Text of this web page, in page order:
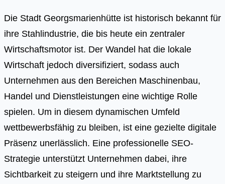
Die Stadt Georgsmarienhütte ist historisch bekannt für
ihre Stahlindustrie, die bis heute ein zentraler
Wirtschaftsmotor ist. Der Wandel hat die lokale
Wirtschaft jedoch diversifiziert, sodass auch
Unternehmen aus den Bereichen Maschinenbau,
Handel und Dienstleistungen eine wichtige Rolle
spielen. Um in diesem dynamischen Umfeld
wettbewerbsfähig zu bleiben, ist eine gezielte digitale
Präsenz unerlässlich. Eine professionelle SEO-
Strategie unterstützt Unternehmen dabei, ihre
Sichtbarkeit zu steigern und ihre Marktstellung zu